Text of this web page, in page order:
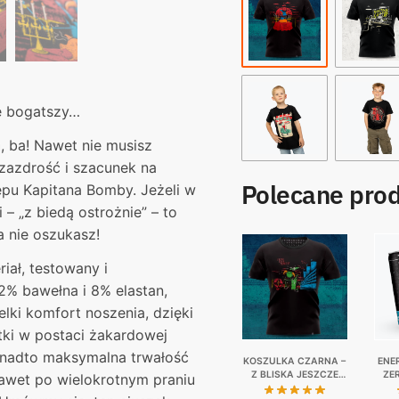
bogatszy…
ba! Nawet nie musisz
i szacunek na
Kapitana Bomby. Jeżeli w
„z biedą ostrożnie” – to
nie oszukasz!
testowany i
bawełna i 8% elastan,
komfort noszenia, dzięki
w postaci żakardowej
maksymalna trwałość
po wielokrotnym praniu
Polecane
KOSZULKA CZARNA –
Z BLISKA JESZCZE
PIĘKNIEJSZY